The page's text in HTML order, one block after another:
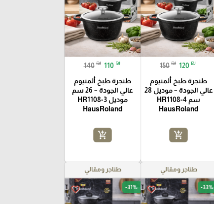
150 ₪ 120 ₪
طنجرة طبخ ألمنيوم
عالي الجودة – موديل 28
سم HR1108-4
HausRoland
add_shopping_cart
140 ₪ 110 ₪
طنجرة طبخ ألمنيوم
عالي الجودة – 26 سم
موديل HR1108-3
HausRoland
add_shopping_cart
طناجر ومقالي
favorite_border -33%
طناجر ومقالي
favorite_border -31%